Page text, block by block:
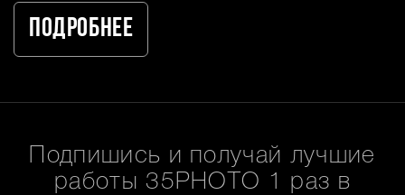
Подробнее
Подпишись и получай лучшие
работы 35PHOTO 1 раз в